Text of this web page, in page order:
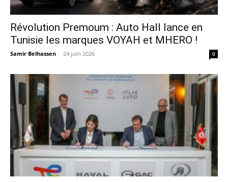
Révolution Premoum : Auto Hall lance en
Tunisie les marques VOYAH et MHERO !
Samir Belhassen - 24 juin 2026 0